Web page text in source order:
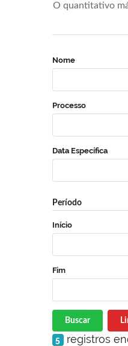
O quantitativo
Nome
Processo
Data Específica
Período
Início
Fim
Buscar
5 registros